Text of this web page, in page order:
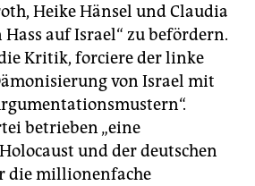
Heike Hänsel und Claudia
Hass auf Israel“ zu befördern.
Kritik, forciere der linke
von Israel mit
betrieben „eine
und der deutschen
die millionenfache